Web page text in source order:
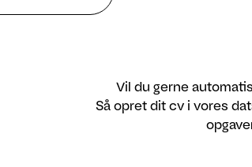
Vil du gerne
Så opret dit cv i vores